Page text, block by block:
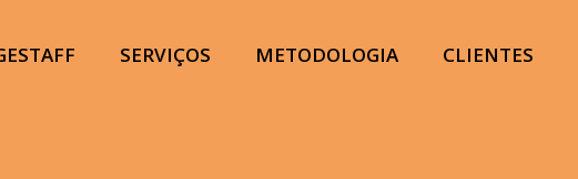
SERVIÇOS METODOLOGIA CLIENTES